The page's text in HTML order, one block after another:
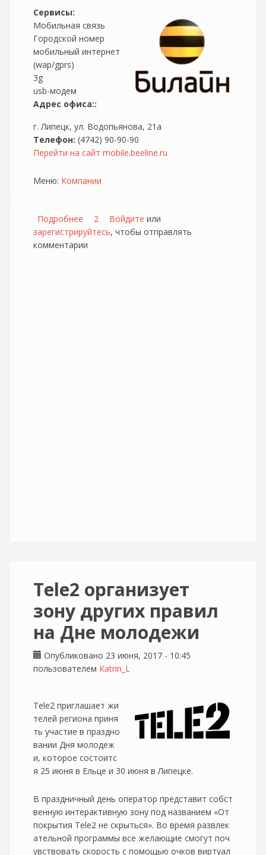
Сервисы:
Мобильная связь
Городской номер
мобильный интернет
(wap/gprs)
3g
usb-модем
Адрес офиса::
г. Липецк, ул. Водопьянова, 21а
Телефон: (4742) 90-90-90
Перейти на сайт mobile.beeline.ru
Меню: Компании
Подробнее о Билайн
2 Войдите или
зарегистрируйтесь, чтобы отправлять
комментарии
Tele2 организует
зону других правил
на Дне молодежи
Опубликовано 23 июня, 2017 - 10:45
пользователем Katrin_L
Tele2 приглашает жи
телей региона приня
ть участие в праздно
вании Дня молодеж
и, которое состоитс
я 25 июня в Ельце и 30 июня в Липецке.
В праздничный день оператор представит собст
венную интерактивную зону под названием «От
покрытия Tele2 не скрыться». Во время развлек
ательной программы все желающие смогут поч
увствовать скорость с помощью очков виртуал